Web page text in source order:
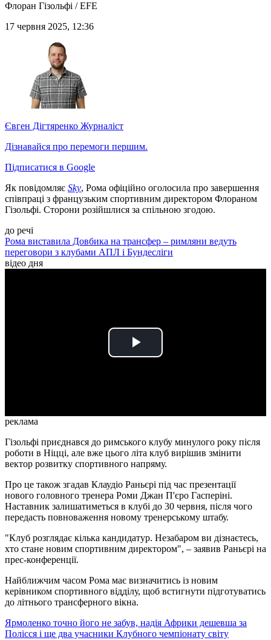
Флоран Гізольфі / EFE
17 червня 2025, 12:36
Євген Дігтяренко Журналіст
Дізнавайся про перемоги першим.
Підписатися в Google
Як повідомляє Sky, Рома офіційно оголосила про завершення
співпраці з французьким спортивним директором Флораном
Гізольфі. Сторони розійшлися за спільною згодою.
до речі
Рома виставила Довбика на трансфер – римляни ведуть
переговори з клубами АПЛ і Бундесліги
відео дня
Play
реклама
Гізольфі приєднався до римського клубу минулого року після
роботи в Ніцці, але вже цього літа клуб вирішив змінити
вектор розвитку спортивного напряму.
Про це також згадав Клаудіо Раньєрі під час презентації
нового головного тренера Роми Джан П'єро Гасперіні.
Наставник залишатиметься в клубі до 30 червня, після чого
передасть повноваження новому тренерському штабу.
"Клуб розглядає кілька кандидатур. Незабаром ви дізнаєтесь,
хто стане новим спортивним директором", – заявив Раньєрі на
прес-конференції.
Найближчим часом Рома має визначитись із новим
керівником спортивного відділу, щоб встигнути підготуватись
до літнього трансферного вікна.
Ярмоленко точно його не забув, надія Африки дешевша за
Полісся і ще два учасники Клубного чемпіонату світу